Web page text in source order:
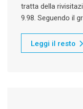
tratta della
9.98. Seguendo il
Leggi il resto